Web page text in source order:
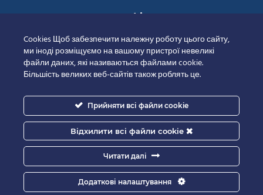
Сертифікати
Good-IT.com.ua for Biolights - All rights reserved.
Cookies Щоб забезпечити належну роботу цього сайту,
ми іноді розміщуємо на вашому пристрої невеликі
файли даних, які називаються файлами cookie.
Більшість великих веб-сайтів також роблять це.
Прийняти всі файли cookie
Відхилити всі файли cookie
Читати далі
Додаткові налаштування